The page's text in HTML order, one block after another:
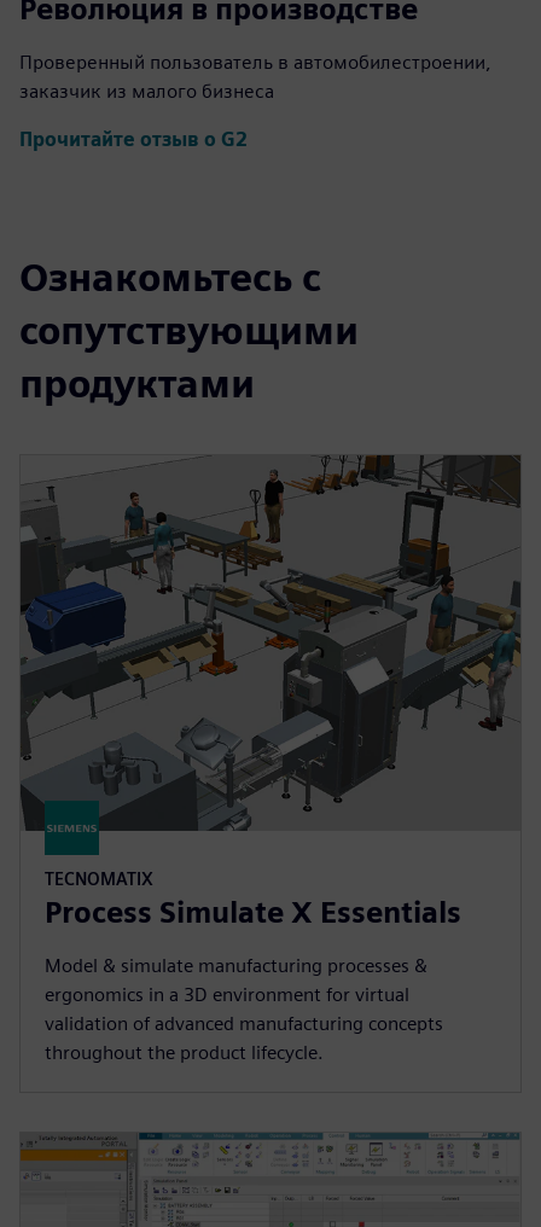
Революция в производстве
Проверенный пользователь в автомобилестроении,
заказчик из малого бизнеса
Прочитайте отзыв о G2
Ознакомьтесь с
сопутствующими
продуктами
TECNOMATIX
Process Simulate X Essentials
Model & simulate manufacturing processes &
ergonomics in a 3D environment for virtual
validation of advanced manufacturing concepts
throughout the product lifecycle.